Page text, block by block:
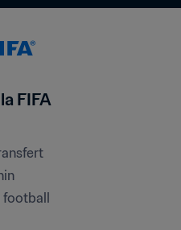
FIFA